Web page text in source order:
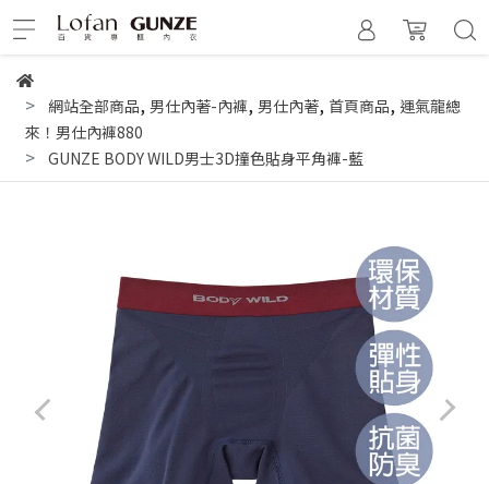
網站全部商品, 男仕內著-內褲, 男仕內著, 首頁商品, 運氣龍總
來！男仕內褲880
GUNZE BODY WILD男士3D撞色貼身平角褲-藍